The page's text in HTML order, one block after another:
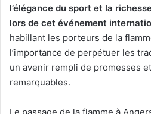
l’élégance du sport et la
lors de cet événement
habillant les porteurs de la
l’importance de perpétuer les
un avenir rempli de promesses
remarquables.